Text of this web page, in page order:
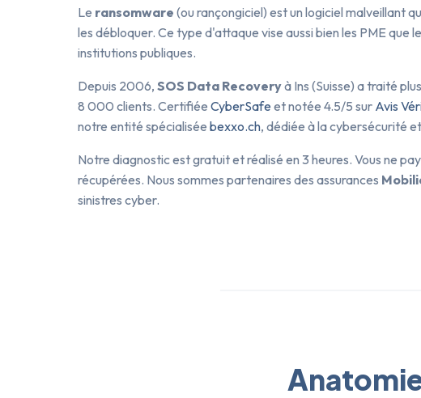
Le ransomware (ou rançongiciel) est un logiciel malveillant
les débloquer. Ce type d'attaque vise aussi bien les PME que
institutions publiques.
Depuis 2006, SOS Data Recoveryà Ins (Suisse) a traité
8 000 clients. Certifiée CyberSafe et notée 4.5/5 sur Avis
notre entité spécialisée bexxo.ch, dédiée à la cybersécurité
Notre diagnostic est gratuit et réalisé en 3 heures. Vous ne
récupérées. Nous sommes partenaires des assurances
sinistres cyber.